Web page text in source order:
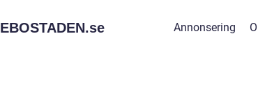
se Annonsering